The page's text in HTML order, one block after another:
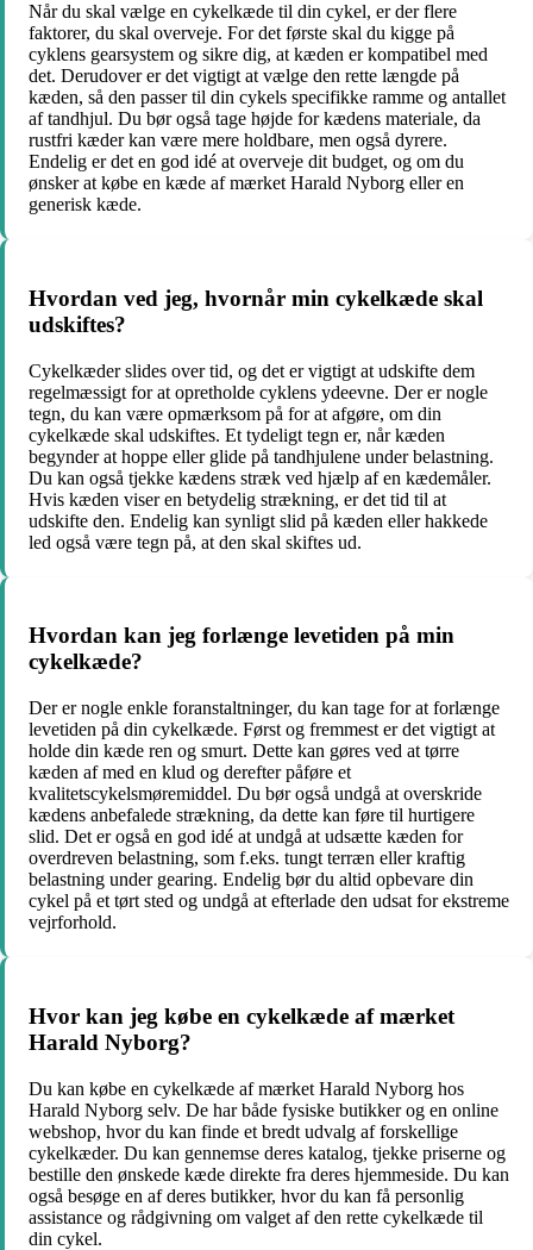
Når du skal vælge en cykelkæde til din cykel, er der flere
faktorer, du skal overveje. For det første skal du kigge på
cyklens gearsystem og sikre dig, at kæden er kompatibel med
det. Derudover er det vigtigt at vælge den rette længde på
kæden, så den passer til din cykels specifikke ramme og antallet
af tandhjul. Du bør også tage højde for kædens materiale, da
rustfri kæder kan være mere holdbare, men også dyrere.
Endelig er det en god idé at overveje dit budget, og om du
ønsker at købe en kæde af mærket Harald Nyborg eller en
generisk kæde.
Hvordan ved jeg, hvornår min cykelkæde skal
udskiftes?
Cykelkæder slides over tid, og det er vigtigt at udskifte dem
regelmæssigt for at opretholde cyklens ydeevne. Der er nogle
tegn, du kan være opmærksom på for at afgøre, om din
cykelkæde skal udskiftes. Et tydeligt tegn er, når kæden
begynder at hoppe eller glide på tandhjulene under belastning.
Du kan også tjekke kædens stræk ved hjælp af en kædemåler.
Hvis kæden viser en betydelig strækning, er det tid til at
udskifte den. Endelig kan synligt slid på kæden eller hakkede
led også være tegn på, at den skal skiftes ud.
Hvordan kan jeg forlænge levetiden på min
cykelkæde?
Der er nogle enkle foranstaltninger, du kan tage for at forlænge
levetiden på din cykelkæde. Først og fremmest er det vigtigt at
holde din kæde ren og smurt. Dette kan gøres ved at tørre
kæden af med en klud og derefter påføre et
kvalitetscykelsmøremiddel. Du bør også undgå at overskride
kædens anbefalede strækning, da dette kan føre til hurtigere
slid. Det er også en god idé at undgå at udsætte kæden for
overdreven belastning, som f.eks. tungt terræn eller kraftig
belastning under gearing. Endelig bør du altid opbevare din
cykel på et tørt sted og undgå at efterlade den udsat for ekstreme
vejrforhold.
Hvor kan jeg købe en cykelkæde af mærket
Harald Nyborg?
Du kan købe en cykelkæde af mærket Harald Nyborg hos
Harald Nyborg selv. De har både fysiske butikker og en online
webshop, hvor du kan finde et bredt udvalg af forskellige
cykelkæder. Du kan gennemse deres katalog, tjekke priserne og
bestille den ønskede kæde direkte fra deres hjemmeside. Du kan
også besøge en af deres butikker, hvor du kan få personlig
assistance og rådgivning om valget af den rette cykelkæde til
din cykel.